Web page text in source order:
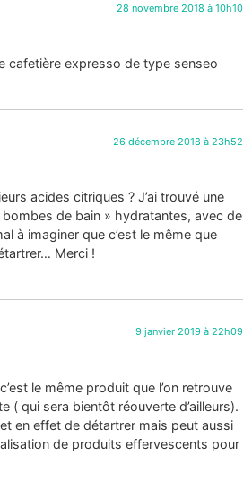
28 novembre 2018 à 10h10
cafetière expresso de type senseo
26 décembre 2018 à 23h52
acides citriques ? J’ai trouvé une
de bain » hydratantes, avec de
à imaginer que c’est le même que
Merci !
9 janvier 2019 à 22h09
le même produit que l’on retrouve
( qui sera bientôt réouverte d’ailleurs).
en effet de détartrer mais peut aussi
de produits effervescents pour